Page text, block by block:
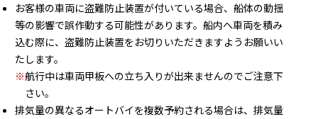
お客様の車両に盗難防止装置が付いている場合、船体の動揺
等の影響で誤作動する可能性があります。船内へ車両を積み
込む際に、盗難防止装置をお切りいただきますようお願いい
たします。
※航行中は車両甲板への立ち入りが出来ませんのでご注意下
さい。
排気量の異なるオートバイを複数予約される場合は、排気量